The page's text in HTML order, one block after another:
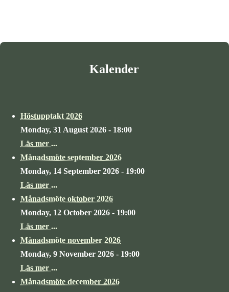
Kalender
Höstupptakt 2026
Monday, 31 August 2026 - 18:00
Läs mer ...
Månadsmöte september 2026
Monday, 14 September 2026 - 19:00
Läs mer ...
Månadsmöte oktober 2026
Monday, 12 October 2026 - 19:00
Läs mer ...
Månadsmöte november 2026
Monday, 9 November 2026 - 19:00
Läs mer ...
Månadsmöte december 2026